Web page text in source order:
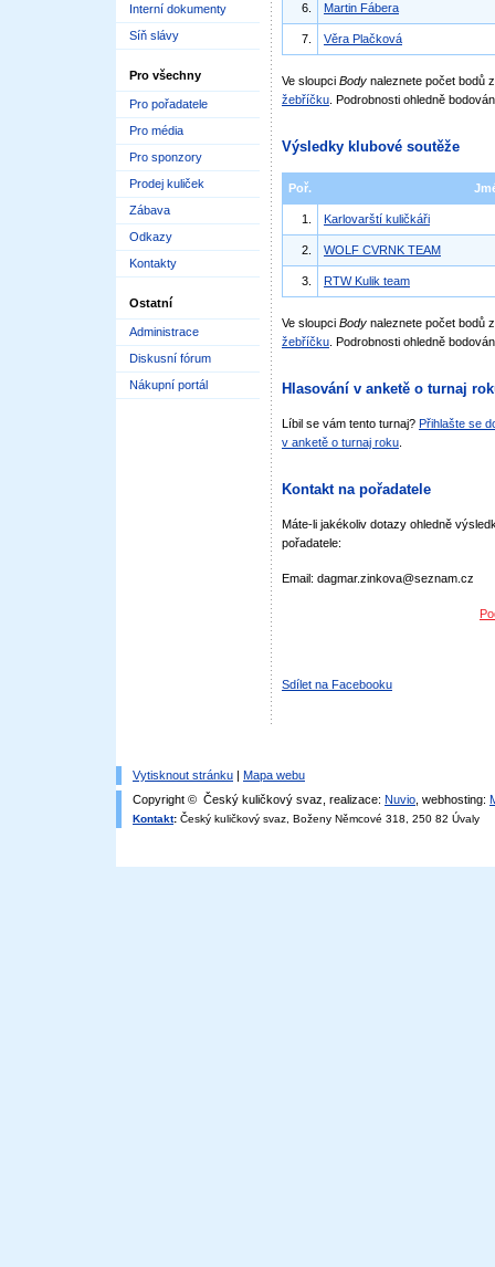
Interní dokumenty
Síň slávy
Pro všechny
Pro pořadatele
Pro média
Pro sponzory
Prodej kuliček
Zábava
Odkazy
Kontakty
Ostatní
Administrace
Diskusní fórum
Nákupní portál
6. Martin Fábera
7. Věra Plačková
Ve sloupci Body naleznete počet bodů
žebříčku . Podrobnosti ohledně
Výsledky klubové soutěže
Poř.
1. Karlovarští kuličkáři
2. WOLF CVRNK TEAM
3. RTW Kulik team
Ve sloupci Body naleznete počet bodů
žebříčku . Podrobnosti ohledně
Hlasování v anketě o turnaj
Líbil se vám tento turnaj? Přihlašte se
v anketě o turnaj roku
Kontakt na pořadatele
Máte-li jakékoliv dotazy ohledně
pořadatele:
Email: dagmar.zinkova@seznam.cz
Sdílet na Facebooku
Vytisknout stránku | Mapa webu
Copyright © Český kuličkový svaz, realizace: Nuvio , webhosting:
Kontakt: Český kuličkový svaz, Boženy Němcové 318, 250 82 Úvaly